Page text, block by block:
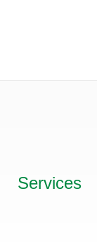
Services